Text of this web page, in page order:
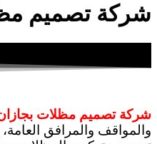
شركة تصميم مظلات بجازان
شركة تصميم مظلات
والمواقف والمرافق